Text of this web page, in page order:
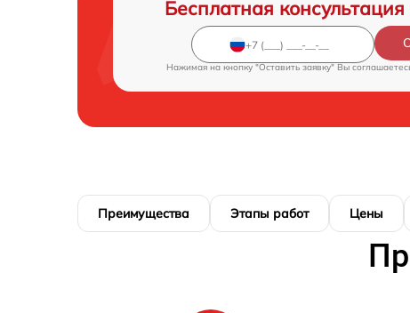
Бесплатная
Нажимая на кнопку "Оставить заявку" Вы
Преимущества Этапы работ Цены